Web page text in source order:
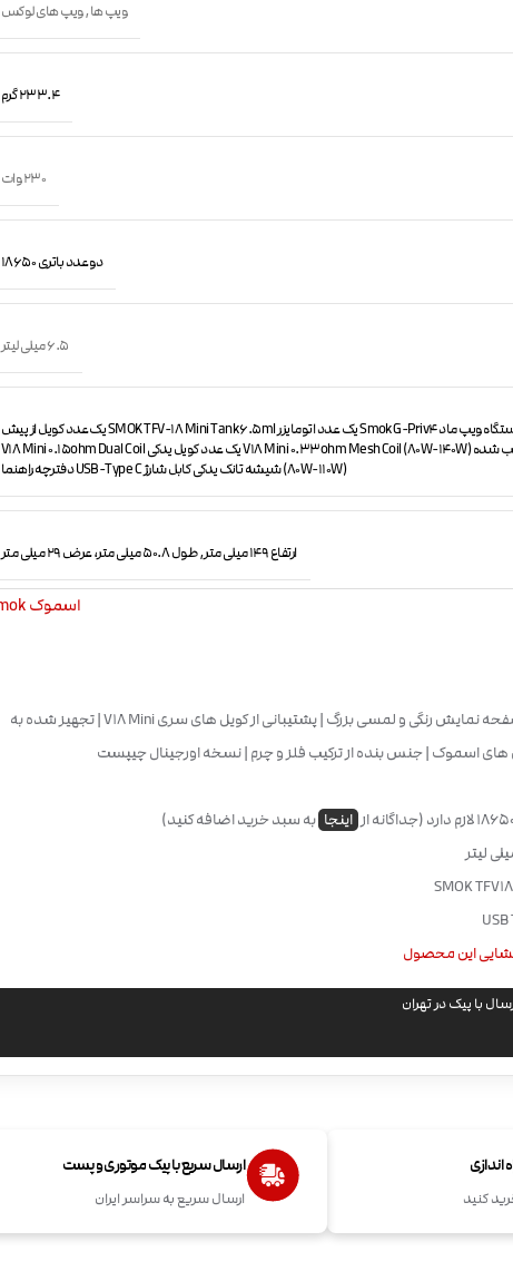
ویپ ها,ویپ های لوکس
233.4 گرم
230 وات
دو عدد باتری 18650
6.5 میلی لیتر
دستگاه ویپ ماد Smok G-Priv4 یک عدد اتومایزر SMOK TFV-18 Mini Tank 6.5ml یک عدد کویل از پیش
نصب شده V18 Mini 0.33ohm Mesh Coil (80W-140W) یک عدد کویل یدکی V18 Mini 0.15ohm Dual Coil
(80W-110W) شیشه تانک یدکی کابل شارژ USB-Type C دفترچه راهنما
ارتفاع 149 میلی متر, طول 50.8 میلی متر، عرض 29 میلی متر
اسموک Smok
ویژگی های خاص: صفحه نمایش رنگی و لمسی بزرگ | پشتیبانی از کویل های سری V18 Mini | تجهیز شده به
های اسموک | جنس بنده از ترکیب فلز و چرم | نسخه اورجینال چیپست
اینجا به سبد خرید اضافه کنید)
این محصول
با پیک در تهران
اندازی
کنید
ارسال سریع با پیک موتوری و پست
ارسال سریع به سراسر ایران